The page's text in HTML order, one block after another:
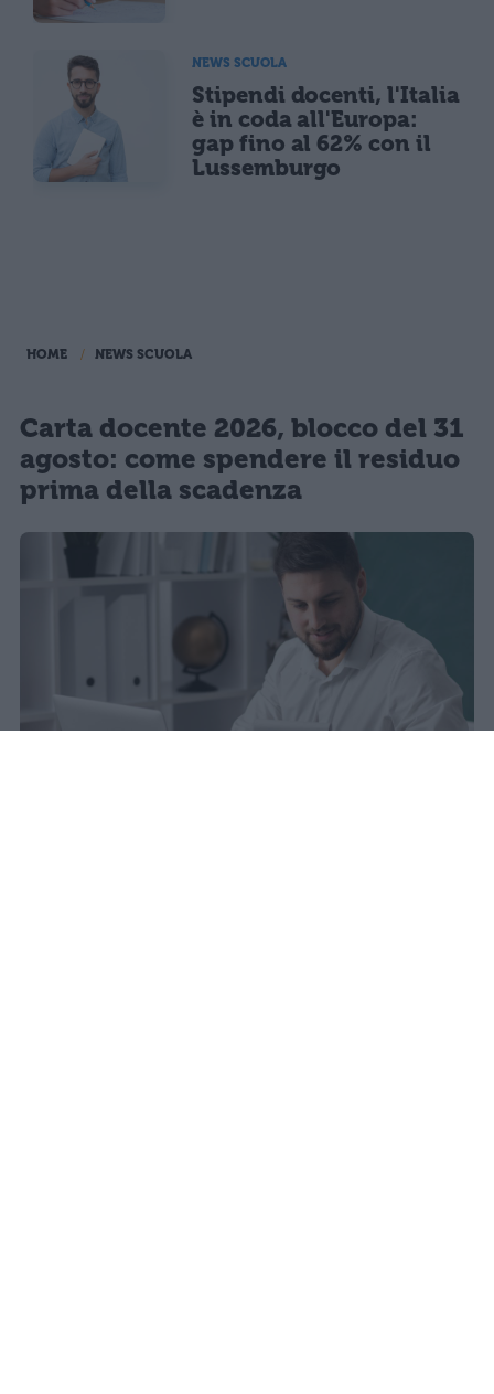
NEWS SCUOLA
Stipendi docenti, l'Italia
è in coda all'Europa:
gap fino al 62% con il
Lussemburgo
HOME NEWS SCUOLA
Carta docente 2026, blocco del 31
agosto: come spendere il residuo
prima della scadenza